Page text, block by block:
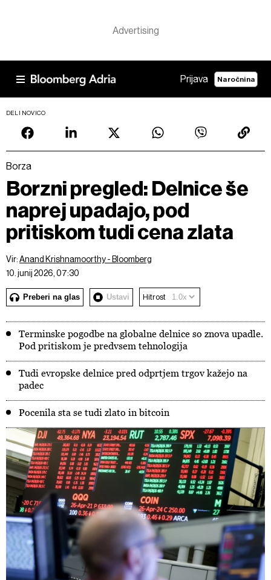
Prijava Naročnina
DELI NOVICO
Borza
Borzni pregled: Delnice še
naprej upadajo, pod
pritiskom tudi cena zlata
Vir:Anand Krishnamoorthy - Bloomberg
10. junij 2026, 07:30
Preberi na glas Ustavi Hitrost
Terminske pogodbe na globalne delnice so znova upadle.
Pod pritiskom je predvsem tehnologija
Tudi evropske delnice pred odprtjem trgov kažejo na
padec
Pocenila sta se tudi zlato in bitcoin